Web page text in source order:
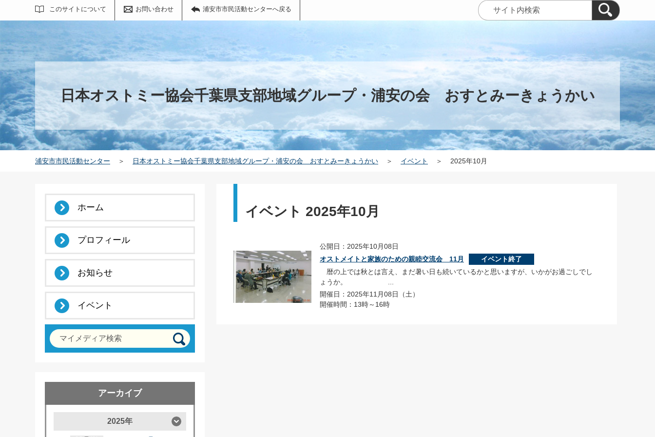
このサイトについて お問い合わせ 浦安市市民活動センターへ戻る
サイト内検索
日本オストミー協会千葉県支部地域グループ・浦安の会 おすとみーきょうかい
浦安市市民活動センター ＞ 日本オストミー協会千葉県支部地域グループ・浦安の会 おすとみーきょうかい ＞ イベント ＞ 2025年10月
イベント 2025年10月
公開日：2025年10月08日
オストメイトと家族のための親睦交流会 11月
イベント終了
暦の上では秋とは言え、まだ暑い日も続いているかと思いますが、いかがお過ごしでし
ょうか。 ...
開催日：2025年11月08日（土）
開催時間：13時～16時
ホーム
プロフィール
お知らせ
イベント
マイメディア検索
アーカイブ
2025年